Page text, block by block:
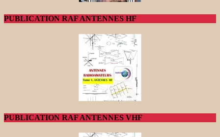
PUBLICATION RAF ANTENNES HF
PUBLICATION RAF ANTENNES VHF